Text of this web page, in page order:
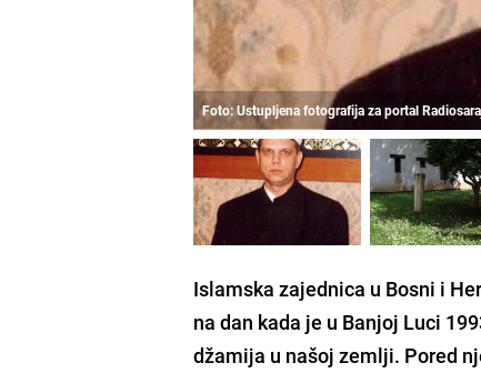
Foto: Ustupljena fotografija za portal
Islamska zajednica u Bosni i
na dan kada je u Banjoj Luci
džamija u našoj zemlji. Pored